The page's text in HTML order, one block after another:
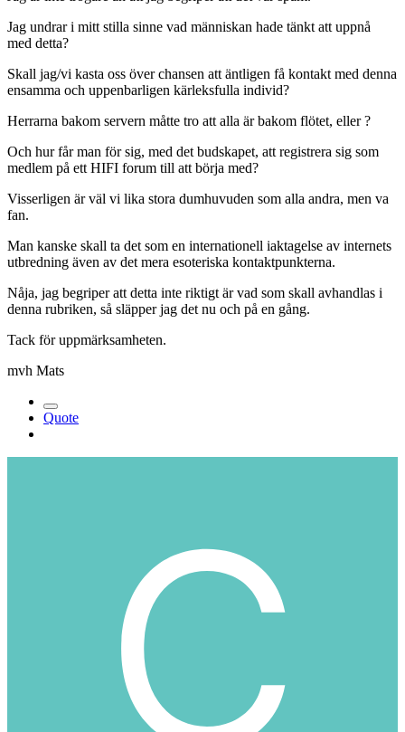
Jag undrar i mitt stilla sinne vad människan hade tänkt att uppnå
med detta?
Skall jag/vi kasta oss över chansen att äntligen få kontakt med denna
ensamma och uppenbarligen kärleksfulla individ?
Herrarna bakom servern måtte tro att alla är bakom flötet, eller ?
Och hur får man för sig, med det budskapet, att registrera sig som
medlem på ett HIFI forum till att börja med?
Visserligen är väl vi lika stora dumhuvuden som alla andra, men va
fan.
Man kanske skall ta det som en internationell iaktagelse av internets
utbredning även av det mera esoteriska kontaktpunkterna.
Nåja, jag begriper att detta inte riktigt är vad som skall avhandlas i
denna rubriken, så släpper jag det nu och på en gång.
Tack för uppmärksamheten.
mvh Mats
Quote